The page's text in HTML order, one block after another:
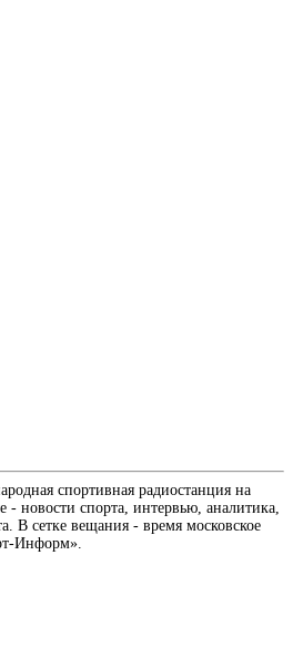
спортивная радиостанция на
- новости спорта, интервью, аналитика,
В сетке вещания - время московское
Информ».